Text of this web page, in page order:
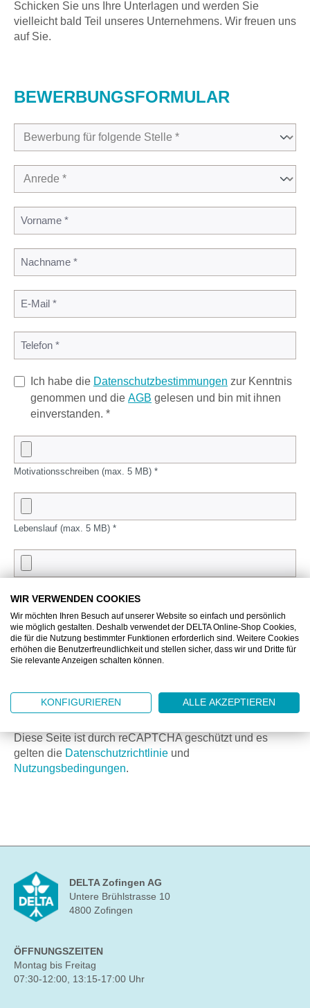
Schicken Sie uns Ihre Unterlagen und werden Sie
vielleicht bald Teil unseres Unternehmens. Wir freuen uns
auf Sie.
BEWERBUNGSFORMULAR
Ich habe die Datenschutzbestimmungen zur Kenntnis
genommen und die AGB gelesen und bin mit ihnen
einverstanden. *
Motivationsschreiben (max. 5 MB) *
Lebenslauf (max. 5 MB) *
Weitere Dokumente (max. 10 MB)
Die mit einem Stern (*) markierten Felder sind Pflichtfelder.
Diese Seite ist durch reCAPTCHA geschützt und es
gelten die Datenschutzrichtlinie und
Nutzungsbedingungen.
DELTA Zofingen AG
Untere Brühlstrasse 10
4800 Zofingen
ÖFFNUNGSZEITEN
Montag bis Freitag
07:30-12:00, 13:15-17:00 Uhr
WIR VERWENDEN COOKIES
Wir möchten Ihren Besuch auf unserer Website so einfach und persönlich
wie möglich gestalten. Deshalb verwendet der DELTA Online-Shop Cookies,
die für die Nutzung bestimmter Funktionen erforderlich sind. Weitere Cookies
erhöhen die Benutzerfreundlichkeit und stellen sicher, dass wir und Dritte für
Sie relevante Anzeigen schalten können.
KONFIGURIEREN ALLE AKZEPTIEREN